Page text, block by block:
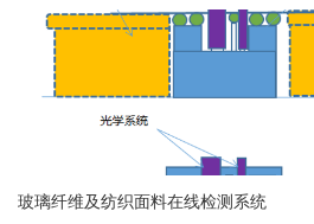
玻璃纤维及纺织面料在线检测系统